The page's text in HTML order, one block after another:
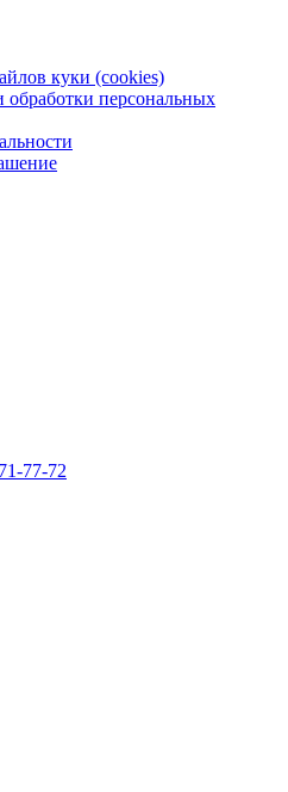
куки (cookies)
персональных
77-72